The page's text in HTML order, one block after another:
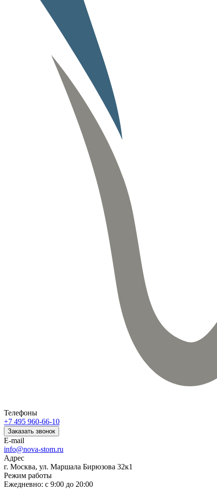
Телефоны
+7 495 960-66-10
Заказать звонок
E-mail
info@nova-stom.ru
Адрес
г. Москва, ул. Маршала Бирюзова 32к1
Режим работы
Ежедневно: с 9:00 до 20:00